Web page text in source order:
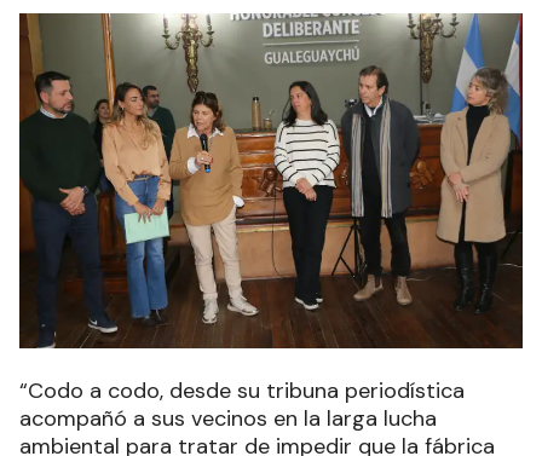
“Codo a codo, desde su tribuna periodística
acompañó a sus vecinos en la larga lucha
ambiental para tratar de impedir que la fábrica